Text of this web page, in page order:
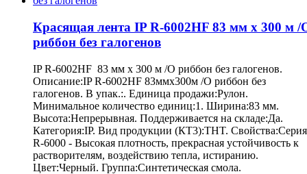
Красящая лента IP R-6002HF 83 мм x 300 м /
риббон без галогенов
IP R-6002HF 83 мм x 300 м /O риббон без галогенов.
Описание:IP R-6002HF 83ммx300м /O риббон без
галогенов. В упак.:. Единица продажи:Рулон.
Минимальное количество единиц:1. Ширина:83 мм.
Высота:Непрерывная. Поддерживается на складе:Да.
Категория:IP. Вид продукции (КТ3):THT. Свойства:Серия
R-6000 - Высокая плотность, прекрасная устойчивость к
растворителям, воздействию тепла, истиранию.
Цвет:Черный. Группа:Синтетическая смола.